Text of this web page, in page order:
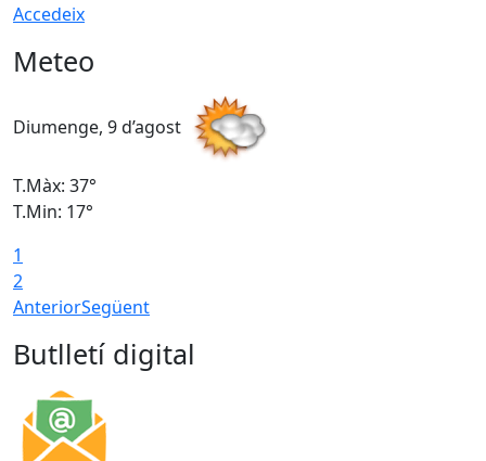
Accedeix
Meteo
Diumenge, 9 d’agost
T.Màx: 37°
T.Min: 17°
1
2
AnteriorSegüent
Butlletí digital